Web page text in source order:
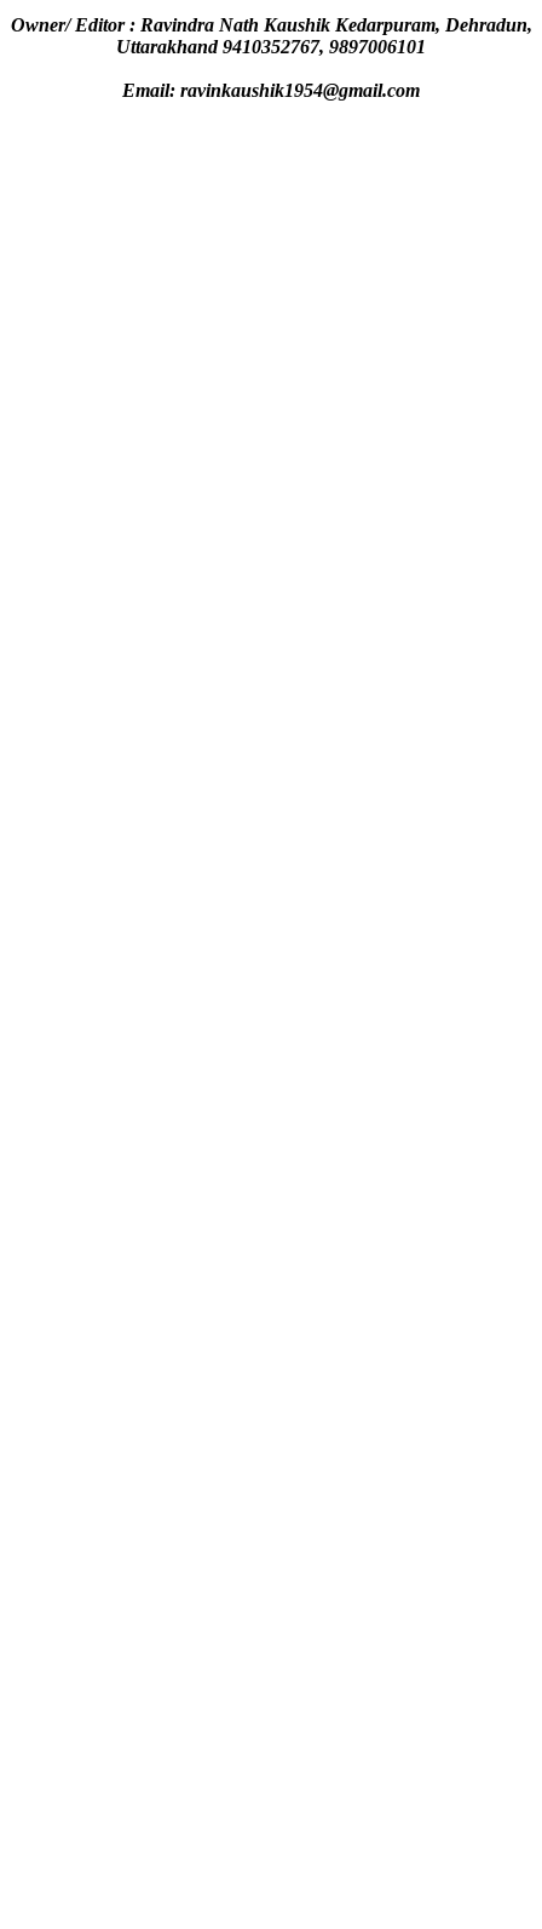
Owner/ Editor : Ravindra Nath Kaushik Kedarpuram, Dehradun,
Uttarakhand 9410352767, 9897006101
Email: ravinkaushik1954@gmail.com